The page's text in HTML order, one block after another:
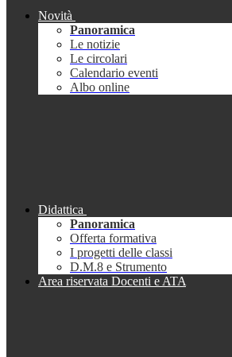
Novità
Panoramica
Le notizie
Le circolari
Calendario eventi
Albo online
Didattica
Panoramica
Offerta formativa
I progetti delle classi
D.M.8 e Strumento
Area riservata Docenti e ATA